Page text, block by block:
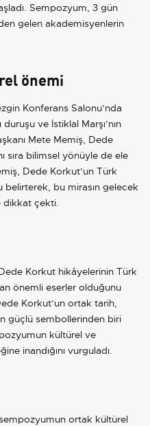
Sempozyum, 3 gün
gelen akademisyenlerin
önemi
Konferans Salonu’nda
ve İstiklal Marşı’nın
Mete Memiş, Dede
sıra bilimsel yönüyle de ele
Dede Korkut’un Türk
belirterek, bu mirasın gelecek
dikkat çekti.
Korkut hikâyelerinin Türk
önemli eserler olduğunu
Korkut’un ortak tarih,
güçlü sembollerinden biri
kültürel ve
inandığını vurguladı.
ortak kültürel